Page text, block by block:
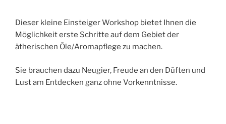
Dieser kleine Einsteiger Workshop bietet Ihnen die
Möglichkeit erste Schritte auf dem Gebiet der
ätherischen Öle/Aromapflege zu machen.
Sie brauchen dazu Neugier, Freude an den Düften und
Lust am Entdecken ganz ohne Vorkenntnisse.